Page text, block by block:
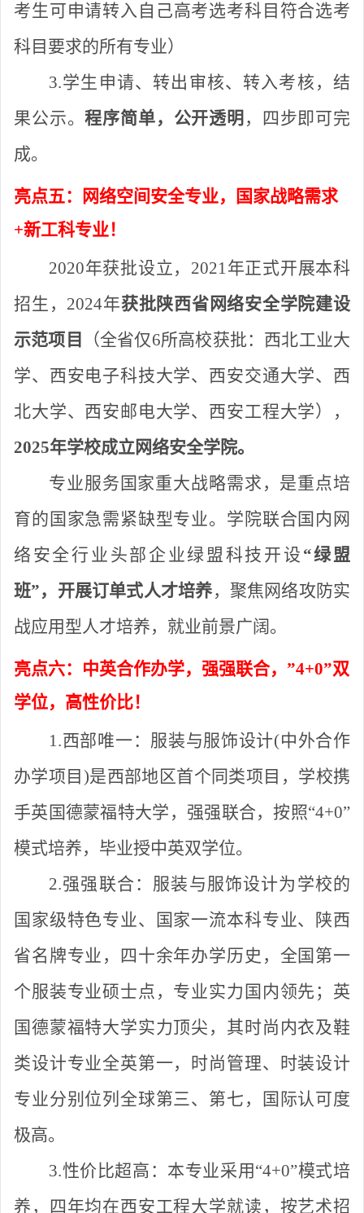
考生可申请转入自己高考选考科目符合选考
科目要求的所有专业）
3.学生申请、 转出审核、转入考核，结
果公示。程序简单，公开透明 ，四步即可完
成。
亮点五：网络空间安全专业，国家战略需求
+新工科专业！
2020年获批设立，2021年正式开展本科
招生，2024年获批陕西省网络安全学院建设
示范项目
（全省仅6所高校获批：西北工业大
学、西安电子科技大学、西安交通大学、西
北大学、西安邮电大学、西安工程大学），
2025年学校成立网络安全学院。
专业服务国家重大战略需求，是重点培
育的国家急需紧缺型专业。学院联合国内网
络安全行业头部企业绿盟科技开设 “绿盟
班”，开展订单式人才培养，聚焦网络攻防实
战应用型人才培养，就业前景广阔。
亮点六：中英合作办学，强强联合， ”4+0”双
学位，高性价比！
1.西部唯一： 服装与服饰设计(中外合作
办学项目)是西部地区首个同类项目，学校携
手英国德蒙福特大学，强强联合，按照“4+0”
模式培养，毕业授中英双学位。
2.强强联合： 服装与服饰设计为学校的
国家级特色专业、国家一流本科专业、陕西
省名牌专业，四十余年办学历史，全国第一
个服装专业硕士点，专业实力国内领先；英
国德蒙福特大学实力顶尖，其时尚内衣及鞋
类设计专业全英第一，时尚管理、时装设计
专业分别位列全球第三、第七，国际认可度
极高。
3.性价比超高： 本专业采用 “4+0”模式培
养，四年均在西安工程大学就读，按艺术招